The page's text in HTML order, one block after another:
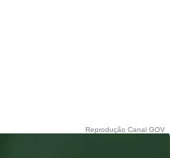
Reprodução Canal GOV